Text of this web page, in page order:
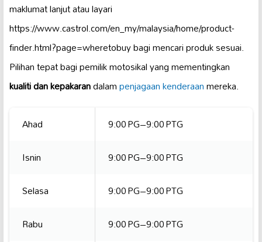
maklumat lanjut atau layari
https://www.castrol.com/en_my/malaysia/home/product-
finder.html?page=wheretobuy bagi mencari produk sesuai.
Pilihan tepat bagi pemilik motosikal yang mementingkan
kualiti dan kepakarandalampenjagaan kenderaanmereka.
Ahad
9:00 PG–9:00 PTG
Isnin
9:00 PG–9:00 PTG
Selasa
9:00 PG–9:00 PTG
Rabu
9:00 PG–9:00 PTG